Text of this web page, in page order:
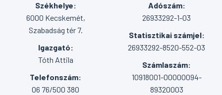
Székhelye:
6000 Kecskemét,
Szabadság tér 7.
Igazgató:
Tóth Attila
Telefonszám:
06 76/500 380
Adószám:
26933292-1-03
Statisztikai számjel:
26933292-8520-552-03
Számlaszám:
10918001-00000094-
89320003